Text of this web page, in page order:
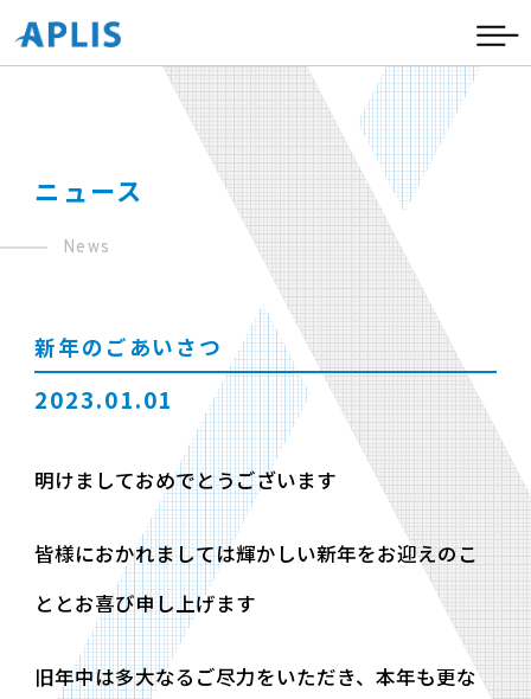
ニュース
News
新年のごあいさつ
2023.01.01
明けましておめでとうございます
皆様におかれましては輝かしい新年をお迎えのこ
ととお喜び申し上げます
旧年中は多大なるご尽力をいただき、本年も更な